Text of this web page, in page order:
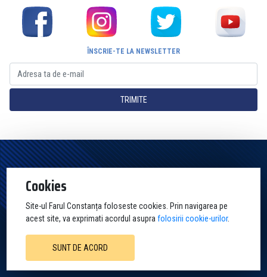
ÎNSCRIE-TE LA NEWSLETTER
TRIMITE
Cookies
Site-ul Farul Constanța foloseste cookies. Prin navigarea pe
acest site, va exprimati acordul asuprafolosirii cookie-urilor.
SUNT DE ACORD